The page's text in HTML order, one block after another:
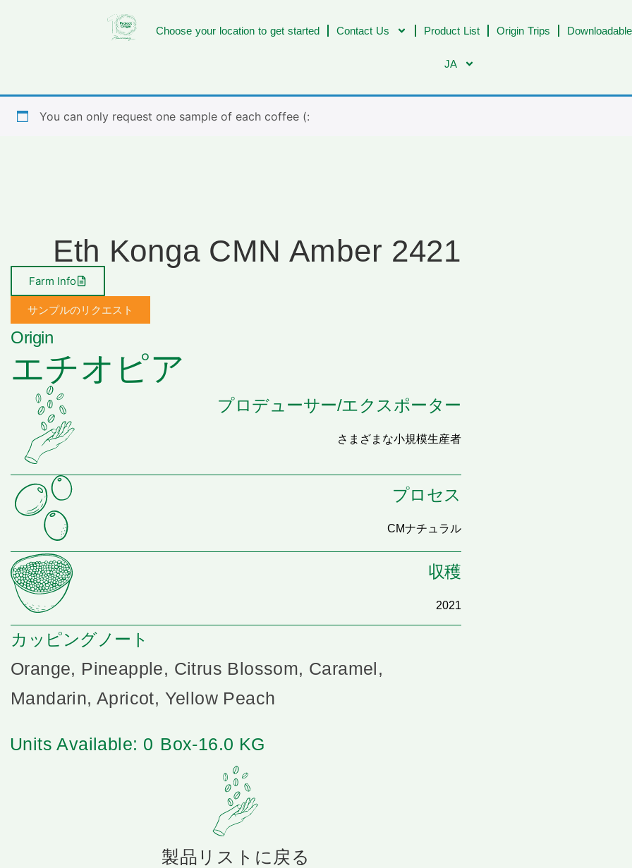
Choose your location to get started Contact Us Product List Origin Trips
JA
You can only request one sample of each coffee (:
Eth Konga CMN Amber 2421
Farm Info
サンプルのリクエスト
Origin
エチオピア
プロデューサー/エクスポーター
さまざまな小規模生産者
プロセス
CMナチュラル
収穫
2021
カッピングノート
Orange, Pineapple, Citrus Blossom, Caramel,
Mandarin, Apricot, Yellow Peach
Units Available: 0 Box-16.0 KG
製品リストに戻る